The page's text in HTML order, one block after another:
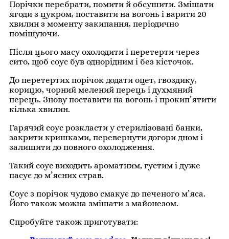
Порічки перебрати, помити й обсушити. Змішати
ягоди з цукром, поставити на вогонь і варити 20
хвилин з моменту закипання, періодично
помішуючи.
Після цього масу охолодити і перетерти через
сито, щоб соус був однорідним і без кісточок.
До перетертих порічок додати оцет, гвоздику,
корицю, чорний мелений перець і духмяний
перець. Знову поставити на вогонь і прокип’ятити
кілька хвилин.
Гарячий соус розкласти у стерилізовані банки,
закрити кришками, перевернути догори дном і
залишити до повного охолодження.
Такий соус виходить ароматним, густим і дуже
пасує до м’ясних страв.
Соус з порічок чудово смакує до печеного м’яса.
Його також можна змішати з майонезом.
Спробуйте також приготувати: